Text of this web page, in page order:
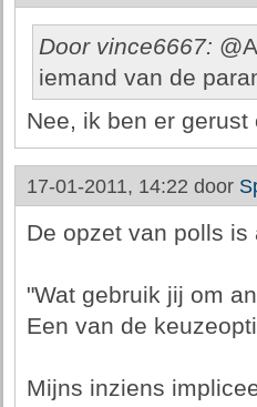
Door vince6667:
iemand van de
Nee, ik ben er
17-01-2011, 14:22 door
De opzet van polls
"Wat gebruik jij om
Een van de
Mijns inziens